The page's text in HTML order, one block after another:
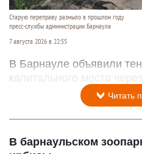
Старую переправу размыло в прошлом году
пресс-службы администрации Барнаула
7 августа 2026 в 22:55
В Барнауле объявили
капитального моста
Читать
В барнаульском